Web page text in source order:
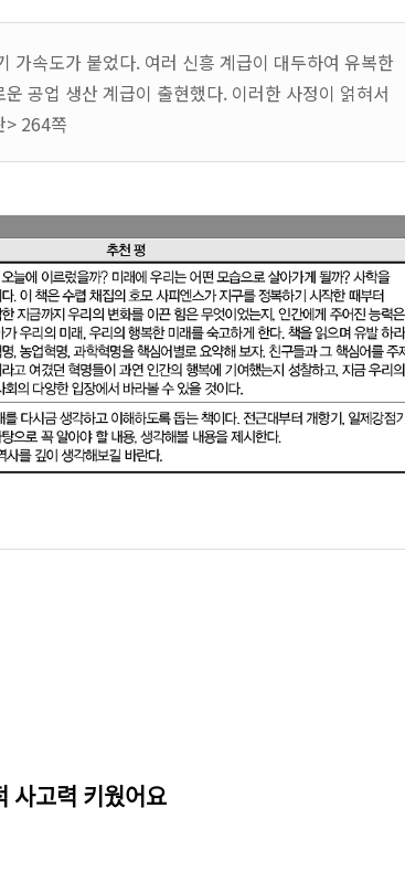
가속도가 붙었다. 여러 신흥 계급이 대두하여 유복한
공업 생산 계급이 출현했다. 이러한 사정이 얽혀서
> 264쪽
사고력 키웠어요